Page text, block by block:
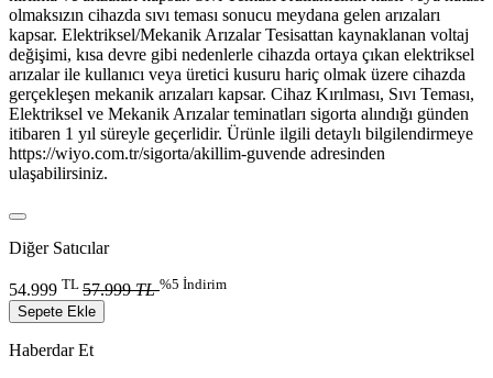
olmaksızın cihazda sıvı teması sonucu meydana gelen arızaları
kapsar. Elektriksel/Mekanik Arızalar Tesisattan kaynaklanan voltaj
değişimi, kısa devre gibi nedenlerle cihazda ortaya çıkan elektriksel
arızalar ile kullanıcı veya üretici kusuru hariç olmak üzere cihazda
gerçekleşen mekanik arızaları kapsar. Cihaz Kırılması, Sıvı Teması,
Elektriksel ve Mekanik Arızalar teminatları sigorta alındığı günden
itibaren 1 yıl süreyle geçerlidir. Ürünle ilgili detaylı bilgilendirmeye
https://wiyo.com.tr/sigorta/akillim-guvende adresinden
ulaşabilirsiniz.
Diğer Satıcılar
54.999 TL 57.999TL%5 İndirim
Sepete Ekle
Haberdar Et